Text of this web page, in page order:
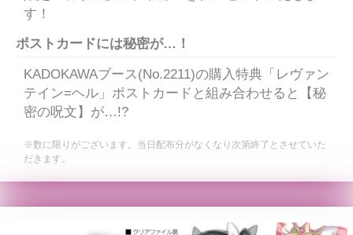
す！
ポストカードには秘密が…！
KADOKAWAブース(No.2211)の購入特典「レヴァン
テイン=ヘル」ポストカードと組み合わせると【秘
密の呪文】が…!?
※数に限りがございます。当日配布分がなくなり次第終了とさせていた
だきます。